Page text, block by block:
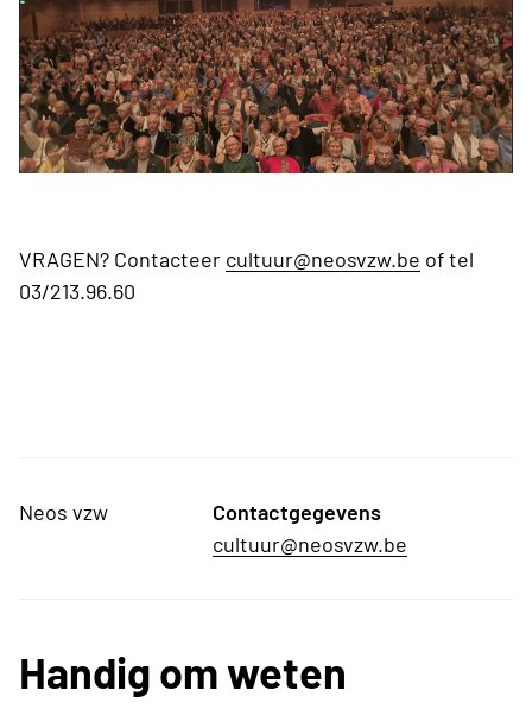
VRAGEN? Contacteer cultuur@neosvzw.be of tel
03/213.96.60
Neos vzw
Contactgegevens
cultuur@neosvzw.be
Handig om weten